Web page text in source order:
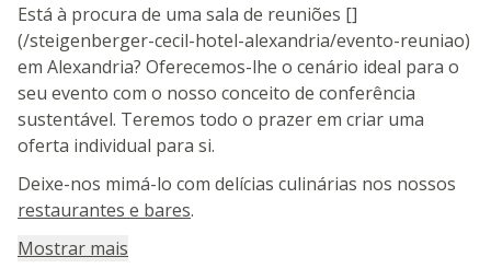
Está à procura de uma sala de reuniões []
(/steigenberger-cecil-hotel-alexandria/evento-reuniao)
em Alexandria? Oferecemos-lhe o cenário ideal para o
seu evento com o nosso conceito de conferência
sustentável. Teremos todo o prazer em criar uma
oferta individual para si.
Deixe-nos mimá-lo com delícias culinárias nos nossos
restaurantes e bares.
Mostrar mais